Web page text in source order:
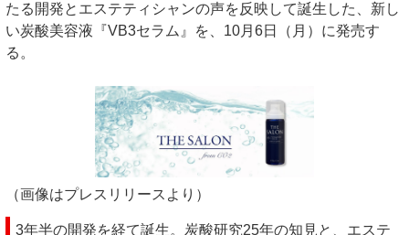
たる開発とエステティシャンの声を反映して誕生した、新し
い炭酸美容液『VB3セラム』を、10月6日（月）に発売す
る。
（画像はプレスリリースより）
3年半の開発を経て誕生。炭酸研究25年の知見と、エステ